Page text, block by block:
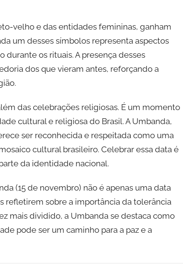
velho e das entidades femininas, ganham
um desses símbolos representa aspectos
os rituais. A presença desses
dos que vieram antes, reforçando a
das celebrações religiosas. É um momento
cultural e religiosa do Brasil. A Umbanda,
ser reconhecida e respeitada como uma
cultural brasileiro. Celebrar essa data é
da identidade nacional.
(15 de novembro) não é apenas uma data
refletirem sobre a importância da tolerância
mais dividido, a Umbanda se destaca como
pode ser um caminho para a paz e a